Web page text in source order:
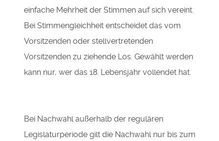
einfache Mehrheit der Stimmen auf sich vereint.
Bei Stimmengleichheit entscheidet das vom
Vorsitzenden oder stellvertretenden
Vorsitzenden zu ziehende Los. Gewählt werden
kann nur, wer das 18. Lebensjahr vollendet hat.
Bei Nachwahl außerhalb der regulären
Legislaturperiode gilt die Nachwahl nur bis zum